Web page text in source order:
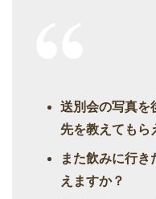
送別会の写真を
先を教えてもら
また飲みに行き
えますか？